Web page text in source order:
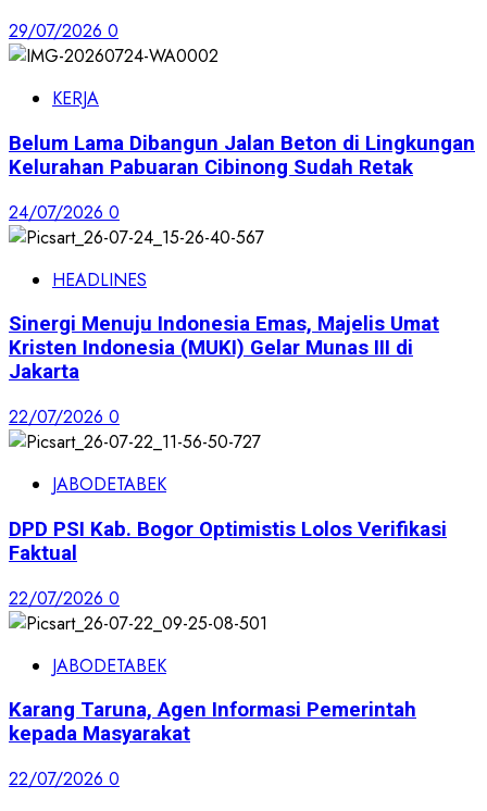
29/07/2026 0
KERJA
Belum Lama Dibangun Jalan Beton di Lingkungan
Kelurahan Pabuaran Cibinong Sudah Retak
24/07/2026 0
HEADLINES
Sinergi Menuju Indonesia Emas, Majelis Umat
Kristen Indonesia (MUKI) Gelar Munas III di
Jakarta
22/07/2026 0
JABODETABEK
DPD PSI Kab. Bogor Optimistis Lolos Verifikasi
Faktual
22/07/2026 0
JABODETABEK
Karang Taruna, Agen Informasi Pemerintah
kepada Masyarakat
22/07/2026 0